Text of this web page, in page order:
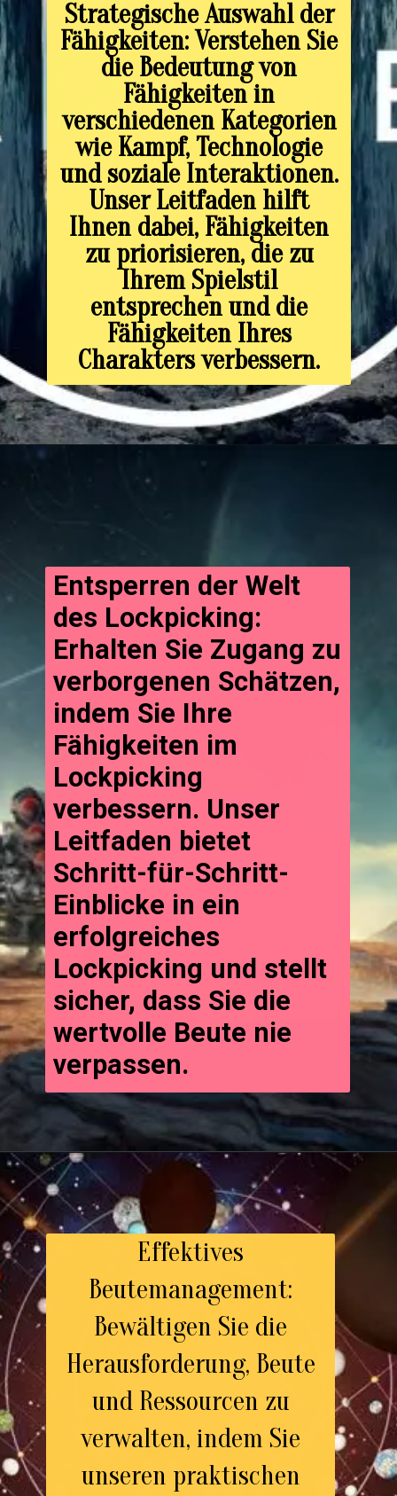
Strategische Auswahl der
Fähigkeiten: Verstehen Sie
die Bedeutung von
Fähigkeiten in
verschiedenen Kategorien
wie Kampf, Technologie
und soziale Interaktionen.
Unser Leitfaden hilft
Ihnen dabei, Fähigkeiten
zu priorisieren, die zu
Ihrem Spielstil
entsprechen und die
Fähigkeiten Ihres
Charakters verbessern.
Entsperren der Welt
des Lockpicking:
Erhalten Sie Zugang zu
verborgenen Schätzen,
indem Sie Ihre
Fähigkeiten im
Lockpicking
verbessern. Unser
Leitfaden bietet
Schritt-für-Schritt-
Einblicke in ein
erfolgreiches
Lockpicking und stellt
sicher, dass Sie die
wertvolle Beute nie
verpassen.
Effektives
Beutemanagement:
Bewältigen Sie die
Herausforderung, Beute
und Ressourcen zu
verwalten, indem Sie
unseren praktischen